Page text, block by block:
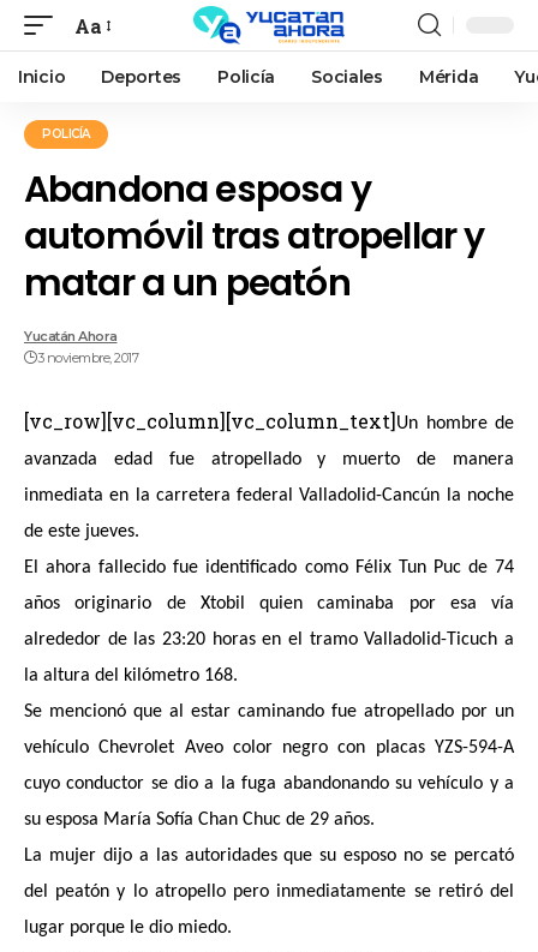
Aa
Inicio Deportes Policía Sociales Mérida
POLICÍA
Abandona esposa y
automóvil tras atropellar y
matar a un peatón
Yucatán Ahora
3 noviembre, 2017
[vc_row][vc_column][vc_column_text] Un hombre de
avanzada edad fue atropellado y muerto de manera
inmediata en la carretera federal Valladolid-Cancún la noche
de este jueves.
El ahora fallecido fue identificado como Félix Tun Puc de 74
años originario de Xtobil quien caminaba por esa vía
alrededor de las 23:20 horas en el tramo Valladolid-Ticuch a
la altura del kilómetro 168.
Se mencionó que al estar caminando fue atropellado por un
vehículo Chevrolet Aveo color negro con placas YZS-594-A
cuyo conductor se dio a la fuga abandonando su vehículo y a
su esposa María Sofía Chan Chuc de 29 años.
La mujer dijo a las autoridades que su esposo no se percató
del peatón y lo atropello pero inmediatamente se retiró del
lugar porque le dio miedo.